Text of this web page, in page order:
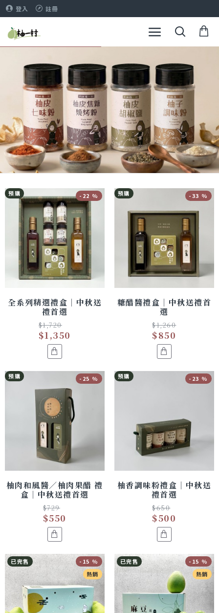
登入 註冊
預購 -22 %
全系列精選禮盒｜中秋送
禮首選
$1,350
$1,720
預購 -33 %
糖醋醬禮盒｜中秋送禮首
選
$850
$1,260
預購 -25 %
柚肉和風醬／柚肉果醋 禮
盒｜中秋送禮首選
$550
$729
預購 -23 %
柚香調味粉禮盒｜中秋送
禮首選
$500
$650
熱銷
-15 %
已完售
熱銷
-15 %
已完售